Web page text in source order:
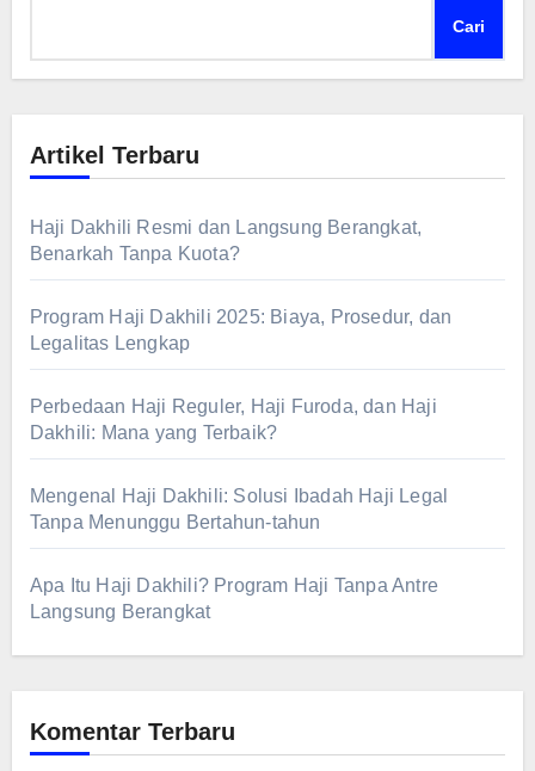
Cari
Artikel Terbaru
Haji Dakhili Resmi dan Langsung Berangkat,
Benarkah Tanpa Kuota?
Program Haji Dakhili 2025: Biaya, Prosedur, dan
Legalitas Lengkap
Perbedaan Haji Reguler, Haji Furoda, dan Haji
Dakhili: Mana yang Terbaik?
Mengenal Haji Dakhili: Solusi Ibadah Haji Legal
Tanpa Menunggu Bertahun-tahun
Apa Itu Haji Dakhili? Program Haji Tanpa Antre
Langsung Berangkat
Komentar Terbaru